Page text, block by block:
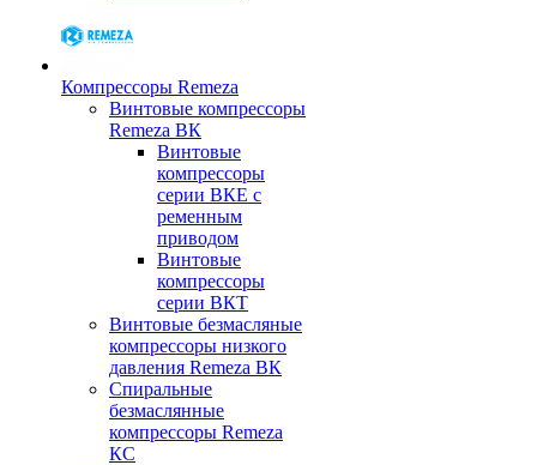
Компрессоры Remeza
Винтовые компрессоры
Remeza ВК
Винтовые
компрессоры
серии ВКЕ с
ременным
приводом
Винтовые
компрессоры
серии ВКТ
Винтовые безмасляные
компрессоры низкого
давления Remeza ВК
Спиральные
безмаслянные
компрессоры Remeza
КС